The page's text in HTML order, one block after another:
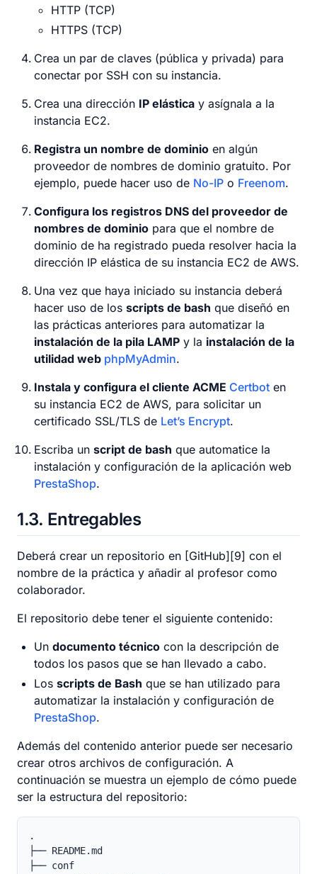
HTTP (TCP)
HTTPS (TCP)
Crea un par de claves (pública y privada) para
conectar por SSH con su instancia.
Crea una dirección IP elástica y asígnala a la
instancia EC2.
Registra un nombre de dominio en algún
proveedor de nombres de dominio gratuito. Por
ejemplo, puede hacer uso de No-IP o Freenom.
Configura los registros DNS del proveedor de
nombres de dominio para que el nombre de
dominio de ha registrado pueda resolver hacia la
dirección IP elástica de su instancia EC2 de AWS.
Una vez que haya iniciado su instancia deberá
hacer uso de los scripts de bash que diseñó en
las prácticas anteriores para automatizar la
instalación de la pila LAMP y la instalación de la
utilidad web phpMyAdmin.
Instala y configura el cliente ACME Certbot en
su instancia EC2 de AWS, para solicitar un
certificado SSL/TLS de Let’s Encrypt.
Escriba un script de bash que automatice la
instalación y configuración de la aplicación web
PrestaShop.
1.3 Entregables
Deberá crear un repositorio en [GitHub][9] con el
nombre de la práctica y añadir al profesor como
colaborador.
El repositorio debe tener el siguiente contenido:
Un documento técnico con la descripción de
todos los pasos que se han llevado a cabo.
Los scripts de Bash que se han utilizado para
automatizar la instalación y configuración de
PrestaShop.
Además del contenido anterior puede ser necesario
crear otros archivos de configuración. A
continuación se muestra un ejemplo de cómo puede
ser la estructura del repositorio:
.
├── README.md
├── conf